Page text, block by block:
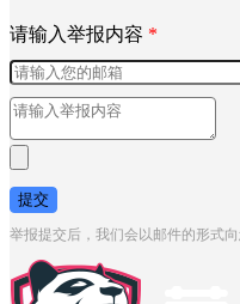
请输入举报内容 *
提交
举报提交后，我们会以邮件的形式向